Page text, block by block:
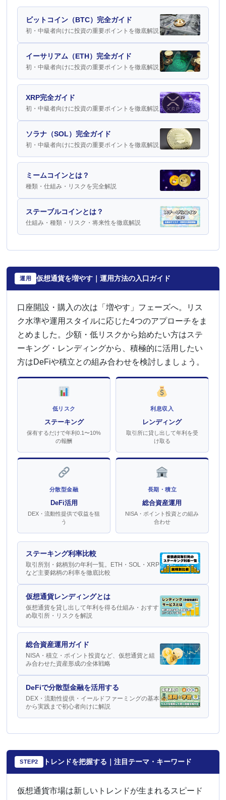
ビットコイン（BTC）完全ガイド
初・中級者向けに投資の重要ポイントを徹底解説
イーサリアム（ETH）完全ガイド
初・中級者向けに投資の重要ポイントを徹底解説
XRP完全ガイド
初・中級者向けに投資の重要ポイントを徹底解説
ソラナ（SOL）完全ガイド
初・中級者向けに投資の重要ポイントを徹底解説
ミームコインとは？
種類・仕組み・リスクを完全解説
ステーブルコインとは？
仕組み・種類・リスク・将来性を徹底解説
運用 仮想通貨を増やす｜運用方法の入口ガイド
口座開設・購入の次は「増やす」フェーズへ。リス
ク水準や運用スタイルに応じた4つのアプローチをま
とめました。少額・低リスクから始めたい方はステ
ーキング・レンディングから、積極的に活用したい
方はDeFiや積立との組み合わせを検討しましょう。
低リスク
ステーキング
保有するだけで年利0.1〜10%
の報酬
利息収入
レンディング
取引所に貸し出して年利を受
け取る
分散型金融
DeFi活用
DEX・流動性提供で収益を狙
う
長期・積立
総合資産運用
NISA・ポイント投資との組み
合わせ
ステーキング利率比較
取引所別・銘柄別の年利一覧。ETH・SOL・XRP
など主要銘柄の利率を徹底比較
仮想通貨レンディングとは
仮想通貨を貸し出して年利を得る仕組み・おすす
め取引所・リスクを解説
総合資産運用ガイド
NISA・積立・ポイント投資など、仮想通貨と組
み合わせた資産形成の全体戦略
DeFiで分散型金融を活用する
DEX・流動性提供・イールドファーミングの基本
から実践まで初心者向けに解説
STEP2 トレンドを把握する｜注目テーマ・キーワード
仮想通貨市場は新しいトレンドが生まれるスピード